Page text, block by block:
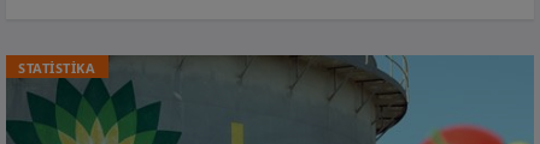
STATİSTİKA